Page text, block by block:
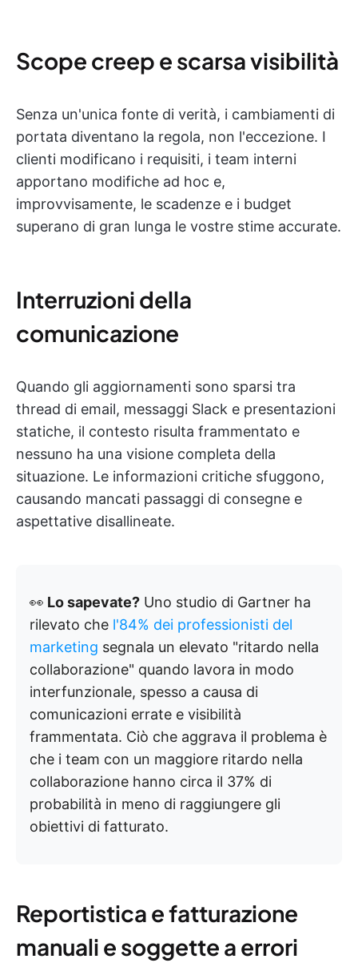
Scope creep e scarsa visibilità
Senza un'unica fonte di verità, i cambiamenti di
portata diventano la regola, non l'eccezione. I
clienti modificano i requisiti, i team interni
apportano modifiche ad hoc e,
improvvisamente, le scadenze e i budget
superano di gran lunga le vostre stime accurate.
Interruzioni della
comunicazione
Quando gli aggiornamenti sono sparsi tra
thread di email, messaggi Slack e presentazioni
statiche, il contesto risulta frammentato e
nessuno ha una visione completa della
situazione. Le informazioni critiche sfuggono,
causando mancati passaggi di consegne e
aspettative disallineate.
👀 Lo sapevate? Uno studio di Gartner ha
rilevato che l'84% dei professionisti del
marketing segnala un elevato "ritardo nella
collaborazione" quando lavora in modo
interfunzionale, spesso a causa di
comunicazioni errate e visibilità
frammentata. Ciò che aggrava il problema è
che i team con un maggiore ritardo nella
collaborazione hanno circa il 37% di
probabilità in meno di raggiungere gli
obiettivi di fatturato.
Reportistica e fatturazione
manuali e soggette a errori